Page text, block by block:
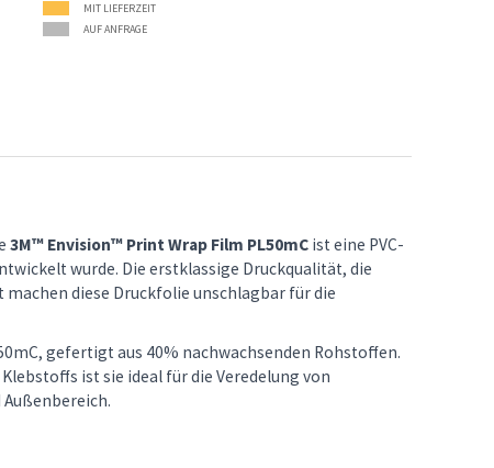
MIT LIEFERZEIT
AUF ANFRAGE
3M™ Envision™ Print Wrap Film PL50mC ist eine PVC-
wurde. Die erstklassige Druckqualität, die
diese Druckfolie unschlagbar für die
gefertigt aus 40% nachwachsenden Rohstoffen.
ist sie ideal für die Veredelung von